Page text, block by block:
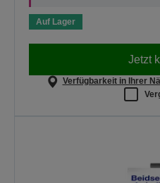
Auf Lager
Jetzt
Verfügbarkeit in Ihrer